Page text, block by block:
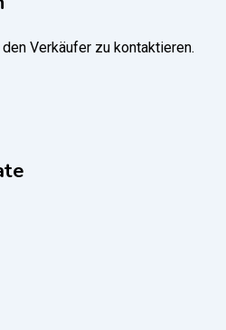
den Verkäufer zu kontaktieren.